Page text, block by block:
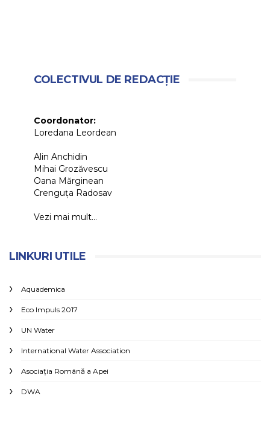
COLECTIVUL DE REDACȚIE
Coordonator:
Loredana Leordean
Alin Anchidin
Mihai Grozăvescu
Oana Mărginean
Crenguța Radosav
Vezi mai mult...
LINKURI UTILE
Aquademica
Eco Impuls 2017
UN Water
International Water Association
Asociaţia Română a Apei
DWA